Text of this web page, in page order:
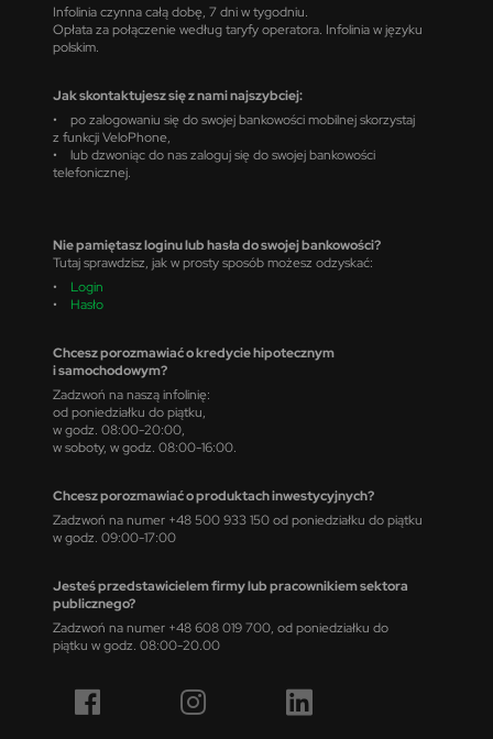
Infolinia czynna całą dobę, 7 dni w tygodniu.
Opłata za połączenie według taryfy operatora. Infolinia w języku
polskim.
Jak skontaktujesz się z nami najszybciej:
• po zalogowaniu się do swojej bankowości mobilnej skorzystaj
z funkcji VeloPhone,
• lub dzwoniąc do nas zaloguj się do swojej bankowości
telefonicznej.
Nie pamiętasz loginu lub hasła do swojej bankowości?
Tutaj sprawdzisz, jak w prosty sposób możesz odzyskać:
• Login
• Hasło
Chcesz porozmawiać o kredycie hipotecznym
i samochodowym?
Zadzwoń na naszą infolinię:
od poniedziałku do piątku,
w godz. 08:00-20:00,
w soboty, w godz. 08:00-16:00.
Chcesz porozmawiać o produktach inwestycyjnych?
Zadzwoń na numer +48 500 933 150 od poniedziałku do piątku
w godz. 09:00-17:00
Jesteś przedstawicielem firmy lub pracownikiem sektora
publicznego?
Zadzwoń na numer +48 608 019 700, od poniedziałku do
piątku w godz. 08:00-20.00